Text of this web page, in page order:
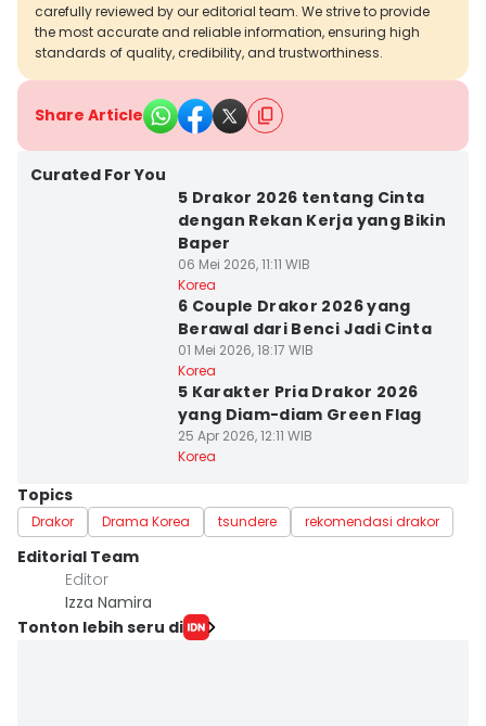
carefully reviewed by our editorial team. We strive to provide
the most accurate and reliable information, ensuring high
standards of quality, credibility, and trustworthiness.
Share Article
Curated For You
5 Drakor 2026 tentang Cinta
dengan Rekan Kerja yang Bikin
Baper
06 Mei 2026, 11:11 WIB
Korea
6 Couple Drakor 2026 yang
Berawal dari Benci Jadi Cinta
01 Mei 2026, 18:17 WIB
Korea
5 Karakter Pria Drakor 2026
yang Diam-diam Green Flag
25 Apr 2026, 12:11 WIB
Korea
Topics
Drakor Drama Korea tsundere rekomendasi drakor
Editorial Team
Editor
Izza Namira
Tonton lebih seru di